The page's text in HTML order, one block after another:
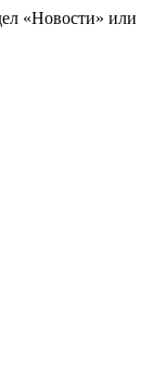
«Новости» или